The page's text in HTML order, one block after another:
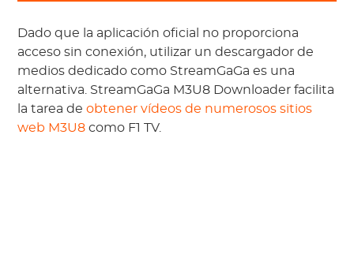
Dado que la aplicación oficial no proporciona
acceso sin conexión, utilizar un descargador de
medios dedicado como StreamGaGa es una
alternativa. StreamGaGa M3U8 Downloader facilita
la tarea deobtener vídeos de numerosos sitios
web M3U8 como F1 TV.